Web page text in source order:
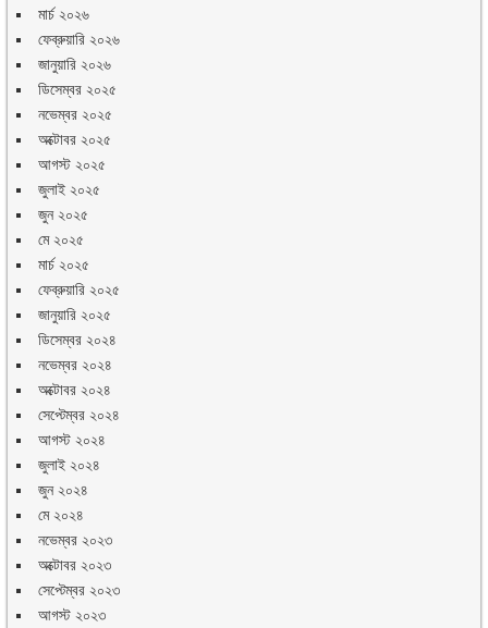
মার্চ ২০২৬
ফেব্রুয়ারি ২০২৬
জানুয়ারি ২০২৬
ডিসেম্বর ২০২৫
নভেম্বর ২০২৫
অক্টোবর ২০২৫
আগস্ট ২০২৫
জুলাই ২০২৫
জুন ২০২৫
মে ২০২৫
মার্চ ২০২৫
ফেব্রুয়ারি ২০২৫
জানুয়ারি ২০২৫
ডিসেম্বর ২০২৪
নভেম্বর ২০২৪
অক্টোবর ২০২৪
সেপ্টেম্বর ২০২৪
আগস্ট ২০২৪
জুলাই ২০২৪
জুন ২০২৪
মে ২০২৪
নভেম্বর ২০২৩
অক্টোবর ২০২৩
সেপ্টেম্বর ২০২৩
আগস্ট ২০২৩